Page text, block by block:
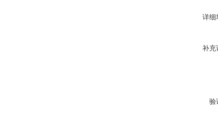
详细
补充
验